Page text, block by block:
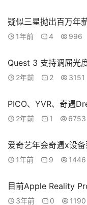
疑似三星抛出百万年
1年前 4 996
Quest 3 支持调屈光
2年前 2 3151
PICO、YVR、奇遇
2年前 1 6753
爱奇艺年会奇遇x设备
1年前 9 1446
目前Apple Reality
3年前 0 1190